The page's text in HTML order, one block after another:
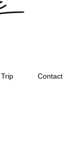
Trip Contact